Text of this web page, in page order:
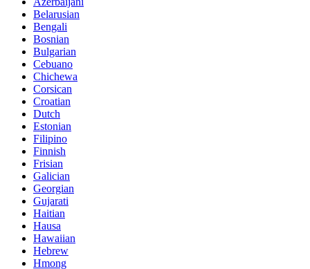
Belarusian
Bengali
Bosnian
Bulgarian
Cebuano
Chichewa
Corsican
Croatian
Dutch
Estonian
Filipino
Finnish
Frisian
Galician
Georgian
Gujarati
Haitian
Hausa
Hawaiian
Hebrew
Hmong